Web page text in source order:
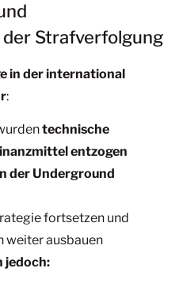
Strafverfolgung
in der international
:
technische
entzogen
der Underground
fortsetzen und
weiter ausbauen
jedoch: